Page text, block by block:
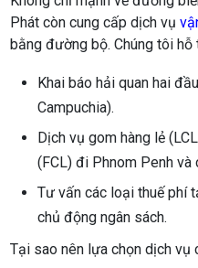
Phát còn cung cấp dịch vụ
bằng đường bộ. Chúng tôi hỗ
Khai báo hải quan hai
Campuchia).
Dịch vụ gom hàng lẻ
(FCL) đi Phnom Penh và
Tư vấn các loại thuế phí
chủ động ngân sách.
Tại sao nên lựa chọn dịch